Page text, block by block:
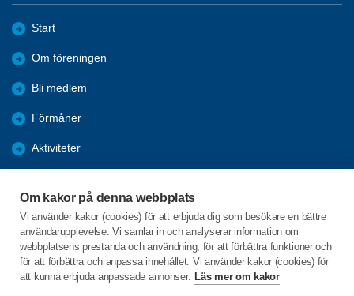
Om kakor på denna webbplats
Vi använder kakor (cookies) för att erbjuda dig som besökare en bättre
användarupplevelse. Vi samlar in och analyserar information om
webbplatsens prestanda och användning, för att förbättra funktioner och
för att förbättra och anpassa innehållet. Vi använder kakor (cookies) för
att kunna erbjuda anpassade annonser. Läs mer om kakor
Start
Om föreningen
Bli medlem
Förmåner
Aktiviteter
Årsmöte 2024
C/o:Göran Svensson